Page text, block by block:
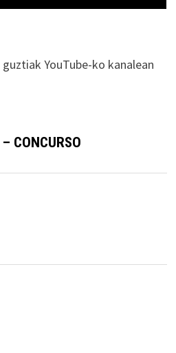
YouTube-ko kanalean
CONCURSO